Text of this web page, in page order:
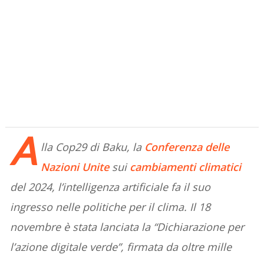
A lla Cop29 di Baku, la Conferenza delle
Nazioni Unitesui cambiamenti climatici
del 2024, l’intelligenza artificiale fa il suo
ingresso nelle politiche per il clima. Il 18
novembre è stata lanciata la “Dichiarazione per
l’azione digitale verde”, firmata da oltre mille